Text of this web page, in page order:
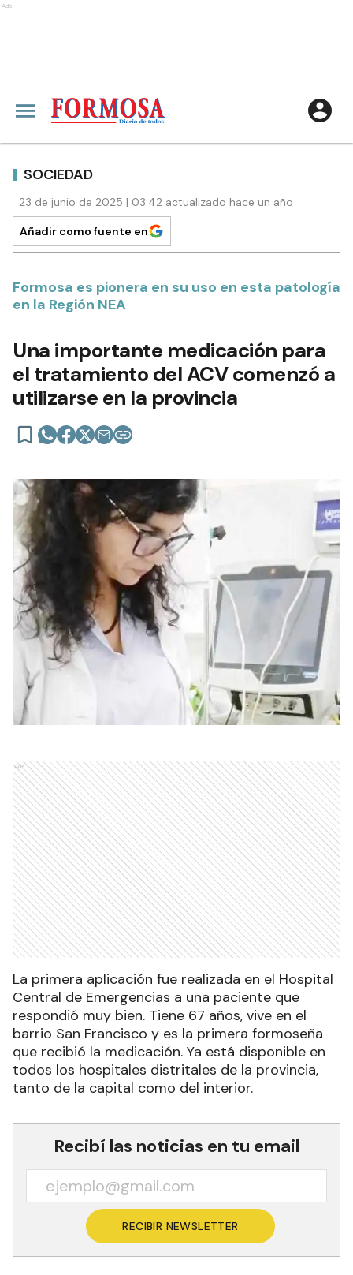
Ads
SOCIEDAD
23 de junio de 2025 | 03:42 actualizado hace un año
Añadir como fuente en
Formosa es pionera en su uso en esta patología
en la Región NEA
Una importante medicación para
el tratamiento del ACV comenzó a
utilizarse en la provincia
Ads
La primera aplicación fue realizada en el Hospital
Central de Emergencias a una paciente que
respondió muy bien. Tiene 67 años, vive en el
barrio San Francisco y es la primera formoseña
que recibió la medicación. Ya está disponible en
todos los hospitales distritales de la provincia,
tanto de la capital como del interior.
Recibí las noticias en tu email
RECIBIR NEWSLETTER